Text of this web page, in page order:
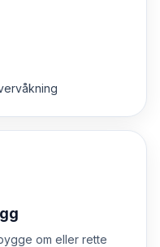
om eller rette